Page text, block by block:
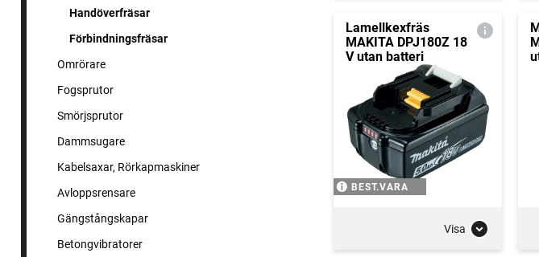
Handöverfräsar
Förbindningsfräsar
Omrörare
Fogsprutor
Smörjsprutor
Dammsugare
Kabelsaxar, Rörkapmaskiner
Avloppsrensare
Gängstångskapar
Betongvibratorer
Lamellkexfräs
MAKITA DPJ180Z 18
V utan batteri
BEST.VARA
Visa